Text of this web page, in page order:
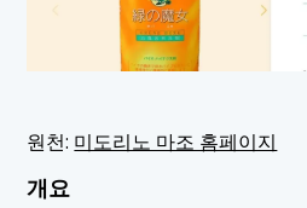
원천: 미도리노 마조 홈페이지
개요